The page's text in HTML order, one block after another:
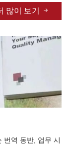
많이 보기
번역 동반, 업무 시